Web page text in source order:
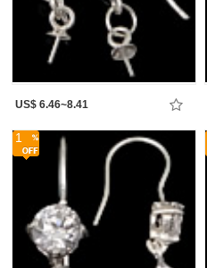
US$ 6.46~8.41
1